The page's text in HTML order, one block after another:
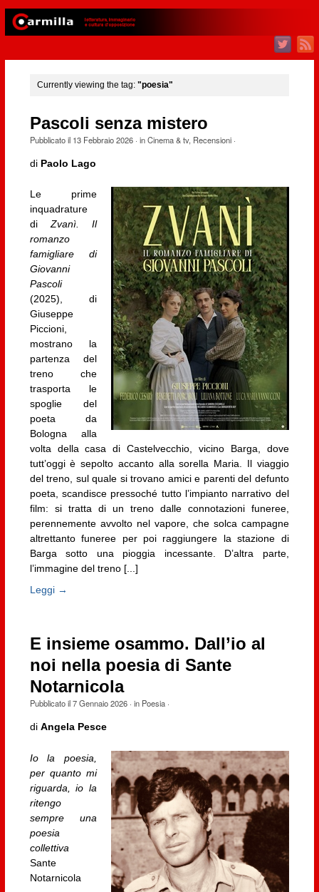
Currently viewing the tag: "poesia"
Pascoli senza mistero
Pubblicato il 13 Febbraio 2026· inCinema & tv, Recensioni·
di Paolo Lago
Le prime
inquadrature
diZvanì. Il
romanzo
famigliare di
Giovanni
Pascoli
(2025), di
Giuseppe
Piccioni,
mostrano la
partenza del
treno che
trasporta le
spoglie del
poeta da
Bologna alla
volta della casa di Castelvecchio, vicino Barga, dove
tutt’oggi è sepolto accanto alla sorella Maria. Il viaggio
del treno, sul quale si trovano amici e parenti del defunto
poeta, scandisce pressoché tutto l’impianto narrativo del
film: si tratta di un treno dalle connotazioni funeree,
perennemente avvolto nel vapore, che solca campagne
altrettanto funeree per poi raggiungere la stazione di
Barga sotto una pioggia incessante. D’altra parte,
l’immagine del treno [...]
Leggi →
E insieme osammo. Dall’io al
noi nella poesia di Sante
Notarnicola
Pubblicato il7 Gennaio 2026· in Poesia·
di Angela Pesce
Io la poesia,
per quanto mi
riguarda, io la
ritengo
sempre una
poesia
collettiva
Sante
Notarnicola